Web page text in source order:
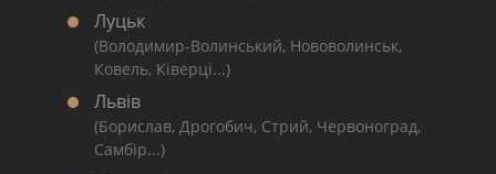
Луцьк
(Володимир-Волинський, Нововолинськ,
Ковель, Ківерці...)
Львів
(Борислав, Дрогобич, Стрий, Червоноград,
Самбір...)